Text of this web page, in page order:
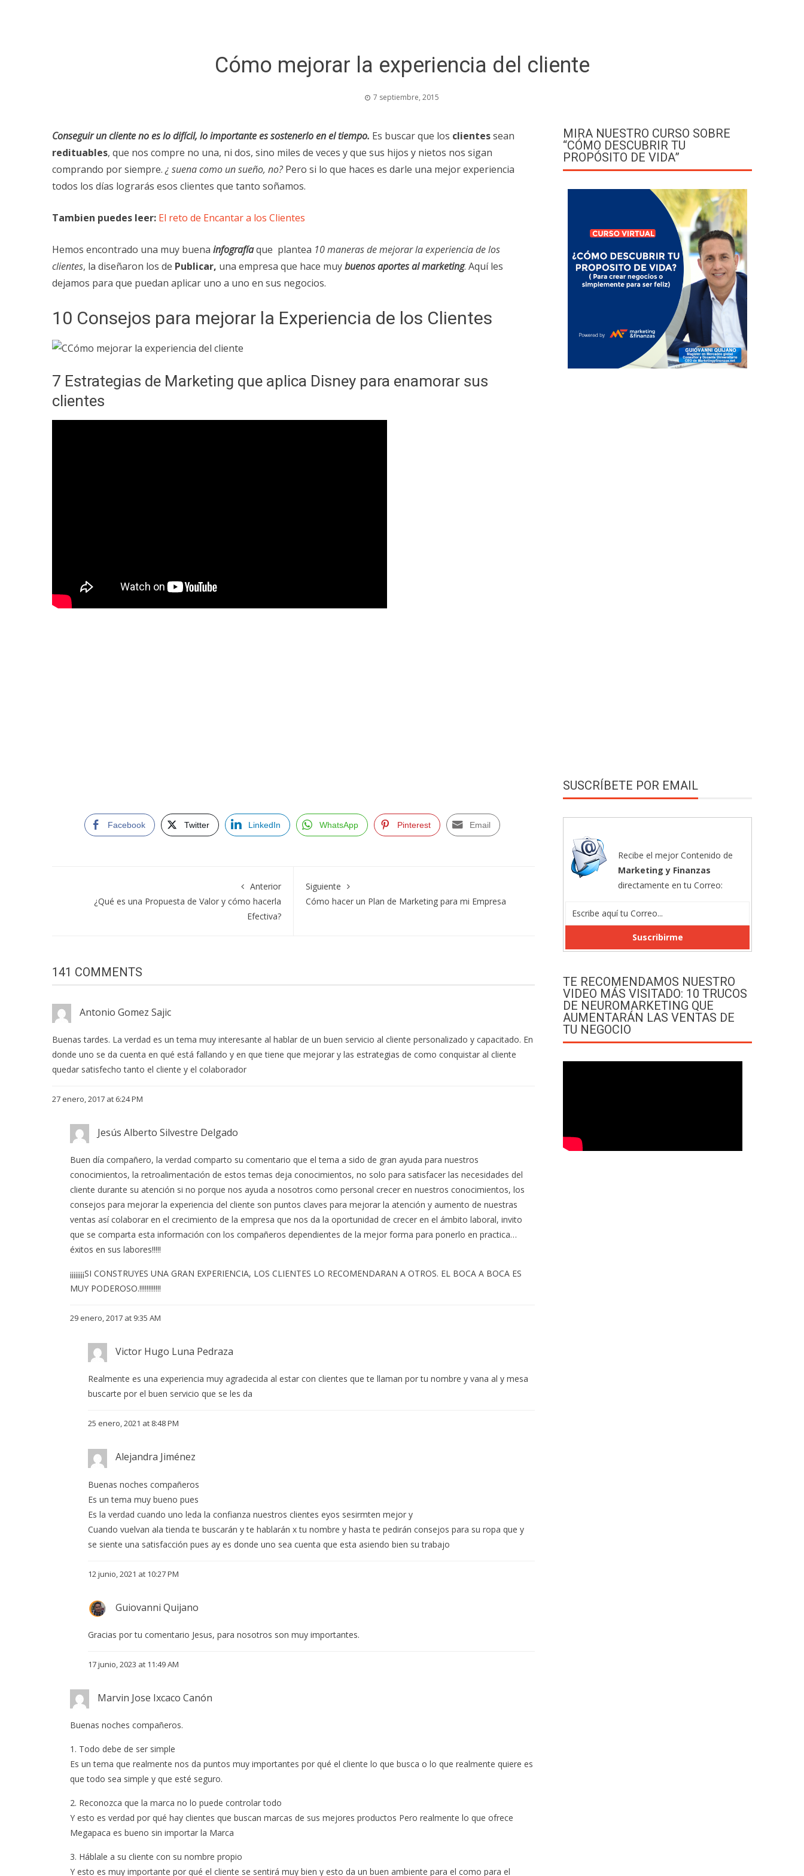
Cómo mejorar la experiencia del cliente
7 septiembre, 2015
Conseguir un cliente no es lo difícil, lo importante es sostenerlo en el tiempo. Es buscar que los clientessean
redituables, que nos compre no una, ni dos, sino miles de veces y que sus hijos y nietos nos sigan
comprando por siempre.¿ suena como un sueño, no?Pero si lo que haces es darle una mejor experiencia
todos los días lograrás esos clientes que tanto soñamos.
Tambien puedes leer: El reto de Encantar a los Clientes
Hemos encontrado una muy buena infografíaque plantea 10 maneras de mejorar la experiencia de los
clientes, la diseñaron los de Publicar, una empresa que hace muybuenos aportes al marketing. Aquí les
dejamos para que puedan aplicar uno a uno en sus negocios.
10 Consejos para mejorar la Experiencia de los Clientes
7 Estrategias de Marketing que aplica Disney para enamorar sus
clientes
Facebook Twitter LinkedIn WhatsApp Pinterest Email
Anterior
¿Qué es una Propuesta de Valor y cómo hacerla
Efectiva?
Siguiente
Cómo hacer un Plan de Marketing para mi Empresa
141 COMMENTS
Antonio Gomez Sajic
Buenas tardes. La verdad es un tema muy interesante al hablar de un buen servicio al cliente personalizado y capacitado. En
donde uno se da cuenta en qué está fallando y en que tiene que mejorar y las estrategias de como conquistar al cliente
quedar satisfecho tanto el cliente y el colaborador
27 enero, 2017 at 6:24 PM
Jesús Alberto Silvestre Delgado
Buen día compañero, la verdad comparto su comentario que el tema a sido de gran ayuda para nuestros
conocimientos, la retroalimentación de estos temas deja conocimientos, no solo para satisfacer las necesidades del
cliente durante su atención si no porque nos ayuda a nosotros como personal crecer en nuestros conocimientos, los
consejos para mejorar la experiencia del cliente son puntos claves para mejorar la atención y aumento de nuestras
ventas así colaborar en el crecimiento de la empresa que nos da la oportunidad de crecer en el ámbito laboral, invito
que se comparta esta información con los compañeros dependientes de la mejor forma para ponerlo en practica…
éxitos en sus labores!!!!!
¡¡¡¡¡¡¡¡SI CONSTRUYES UNA GRAN EXPERIENCIA, LOS CLIENTES LO RECOMENDARAN A OTROS. EL BOCA A BOCA ES
MUY PODEROSO.!!!!!!!!!!!!
29 enero, 2017 at 9:35 AM
Victor Hugo Luna Pedraza
Realmente es una experiencia muy agradecida al estar con clientes que te llaman por tu nombre y vana al y mesa
buscarte por el buen servicio que se les da
25 enero, 2021 at 8:48 PM
Alejandra Jiménez
Buenas noches compañeros
Es un tema muy bueno pues
Es la verdad cuando uno leda la confianza nuestros clientes eyos sesirmten mejor y
Cuando vuelvan ala tienda te buscarán y te hablarán x tu nombre y hasta te pedirán consejos para su ropa que y
se siente una satisfacción pues ay es donde uno sea cuenta que esta asiendo bien su trabajo
12 junio, 2021 at 10:27 PM
Guiovanni Quijano
Gracias por tu comentario Jesus, para nosotros son muy importantes.
17 junio, 2023 at 11:49 AM
Marvin Jose Ixcaco Canón
Buenas noches compañeros.
1. Todo debe de ser simple
Es un tema que realmente nos da puntos muy importantes por qué el cliente lo que busca o lo que realmente quiere es
que todo sea simple y que esté seguro.
2. Reconozca que la marca no lo puede controlar todo
Y esto es verdad por qué hay clientes que buscan marcas de sus mejores productos Pero realmente lo que ofrece
Megapaca es bueno sin importar la Marca
3. Háblale a su cliente con su nombre propio
Y esto es muy importante por qué el cliente se sentirá muy bien y esto da un buen ambiente para el como para el
MIRA NUESTRO CURSO SOBRE
“CÓMO DESCUBRIR TU
PROPÓSITO DE VIDA”
SUSCRÍBETE POR EMAIL
Recibe el mejor Contenido de
Marketing y Finanzas
directamente en tu Correo:
TE RECOMENDAMOS NUESTRO
VIDEO MÁS VISITADO: 10 TRUCOS
DE NEUROMARKETING QUE
AUMENTARÁN LAS VENTAS DE
TU NEGOCIO